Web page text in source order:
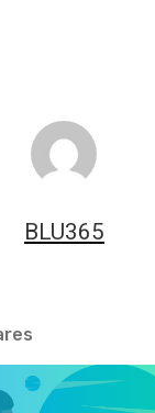
BLU365